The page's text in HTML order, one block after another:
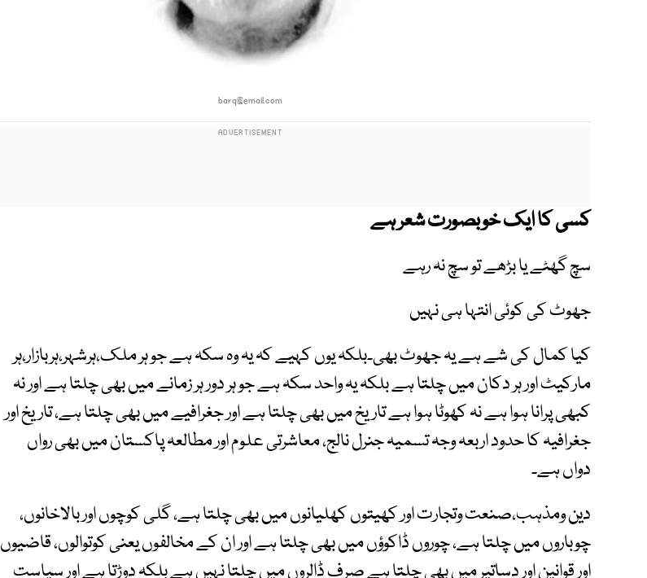
barq@email.com
کسی کا ایک خوبصورت شعر ہے
سچ گھٹے یا بڑھے تو سچ نہ رہے
جھوٹ کی کوئی انتہا ہی نہیں
کیا کمال کی شے ہے یہ جھوٹ بھی۔بلکہ یوں کہیے کہ یہ وہ سکہ ہے جو ہر ملک،ہرشہر،ہربازار،ہر
مارکیٹ اور ہر دکان میں چلتا ہے بلکہ یہ واحد سکہ ہے جو ہر دور ہر زمانے میں بھی چلتا ہے اور نہ
کبھی پرانا ہوا ہے نہ کھوٹا ہوا ہے تاریخ میں بھی چلتا ہے اور جغرافیے میں بھی چلتا ہے، تاریخ اور
جغرافیہ کا حدود اربعہ وجہ تسمیہ جنرل نالج، معاشرتی علوم اور مطالعہ پاکستان میں بھی رواں
دواں ہے۔
دین ومذہب،صنعت وتجارت اور کھیتوں کھلیانوں میں بھی چلتا ہے، گلی کوچوں اور بالاخانوں،
چوباروں میں چلتا ہے، چوروں ڈاکوؤں میں بھی چلتا ہے اور ان کے مخالفوں یعنی کوتوالوں، قاضیوں
اور قوانین اور دساتیر میں بھی چلتا ہے صرف ڈالروں میں چلتا نہیں ہے بلکہ دوڑتا ہے اور سیاست